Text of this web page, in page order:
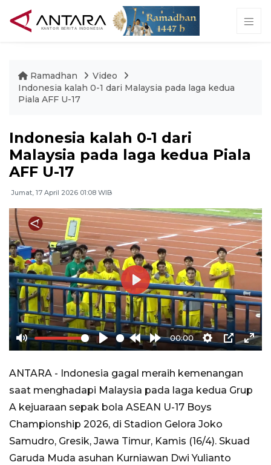
Ramadhan
Video
Indonesia kalah 0-1 dari Malaysia pada laga kedua
Piala AFF U-17
Indonesia kalah 0-1 dari
Malaysia pada laga kedua Piala
AFF U-17
Jumat, 17 April 2026 01:08 WIB
Mute Play
Rewind
10s
Forward
10s
00:00
Settings
PIP
Play
ANTARA - Indonesia gagal meraih kemenangan
saat menghadapi Malaysia pada laga kedua Grup
A kejuaraan sepak bola ASEAN U-17 Boys
Championship 2026, di Stadion Gelora Joko
Samudro, Gresik, Jawa Timur, Kamis (16/4). Skuad
Garuda Muda asuhan Kurniawan Dwi Yulianto